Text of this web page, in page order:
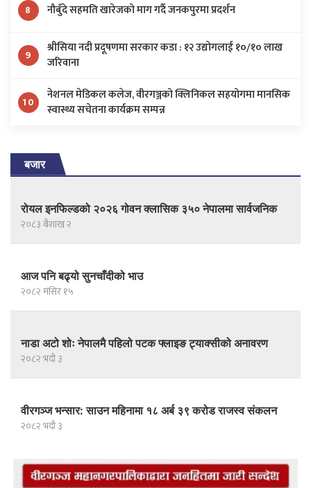
8 नौबुँदे सहमति खारेजको माग गर्दै जनकपुरमा प्रदर्शन
9
श्रीसिया नदी प्रदूषणमा सरकार कडा : १२ उद्योगलाई १०/१० लाख
जरिवाना
10
नेशनल मेडिकल कलेज, वीरगञ्जको क्लिनिकल सहयोगमा मानसिक
स्वास्थ्य सचेतना कार्यक्रम सम्पन्न
बजार
रोयल इनफिल्डको २०२६ गोवन क्लासिक ३५० नेपालमा सार्वजनिक
२०८३ बैशाख २
आज पनि बढ्यो सुनचाँदीको भाउ
२०८२ मंसिर १५
नाडा अटो शोः नेपालमै पहिलो पटक फ्लाइङ ट्याक्सीको अनावरण
२०८२ भदौ ३
वीरगञ्ज भन्सार: साउन महिनामा १८ अर्ब ३९ करोड राजस्व संकलन
२०८२ भदौ ३